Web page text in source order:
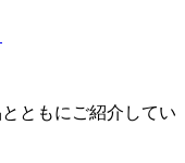
ともにご紹介してい